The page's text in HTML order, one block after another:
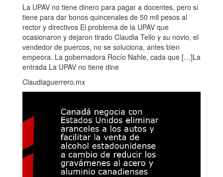
La UPAV no tiene dinero para pagar a docentes, pero sí
tiene para dar bonos quincenales de 50 mil pesos al
rector y directivos El problema de la UPAV que
ocasionaron y dejaron tirado Claudia Tello y su novio, el
vendedor de puercos, no se soluciona, antes bien
empeora. La gobernadora Rocío Nahle, cada que […]La
entrada La UPAV no tiene dine
Claudiaguerrero.mx